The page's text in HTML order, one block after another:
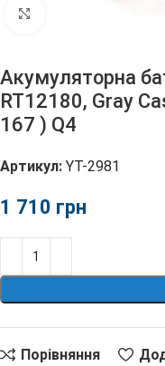
Акумуляторна
RT12180, Gray
167 ) Q4
Артикул: YT-2981
грн
Порівняння